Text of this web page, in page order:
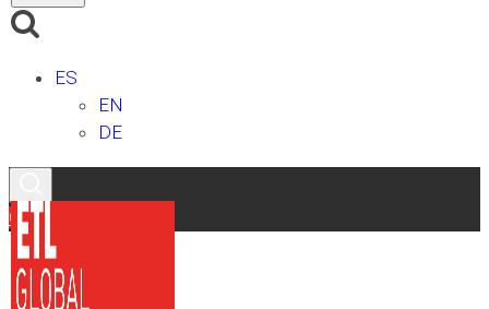
ES
EN
DE
Contacto